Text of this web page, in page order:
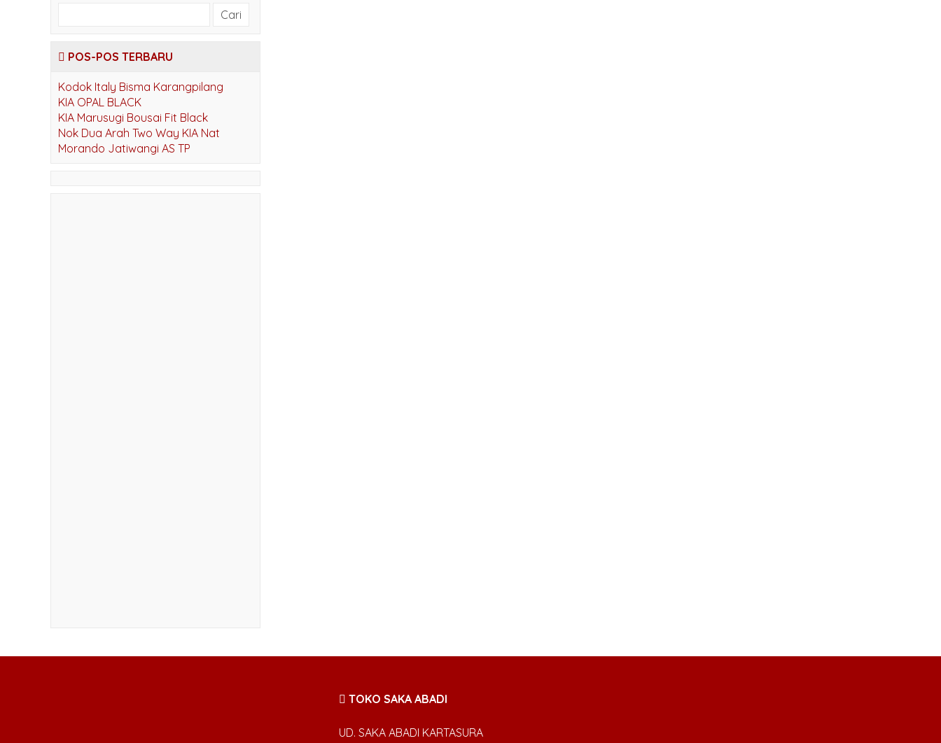
POS-POS TERBARU
Kodok Italy Bisma Karangpilang
KIA OPAL BLACK
KIA Marusugi Bousai Fit Black
Nok Dua Arah Two Way KIA Nat
Morando Jatiwangi AS TP
TOKO SAKA ABADI
UD. SAKA ABADI KARTASURA